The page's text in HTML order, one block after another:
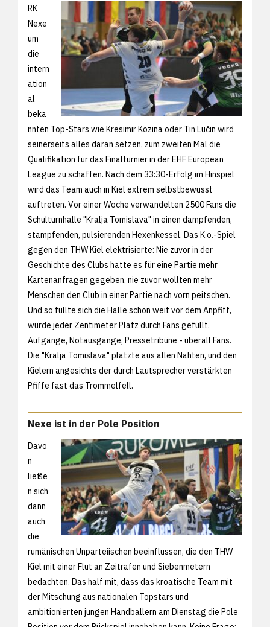
RK
Nexe
um
die
intern
ation
al
beka
nnten Top-Stars wie Kresimir Kozina oder Tin Lučin wird
seinerseits alles daran setzen, zum zweiten Mal die
Qualifikation für das Finalturnier in der EHF European
League zu schaffen. Nach dem 33:30-Erfolg im Hinspiel
wird das Team auch in Kiel extrem selbstbewusst
auftreten. Vor einer Woche verwandelten 2500 Fans die
Schulturnhalle "Kralja Tomislava" in einen dampfenden,
stampfenden, pulsierenden Hexenkessel. Das K.o.-Spiel
gegen den THW Kiel elektrisierte: Nie zuvor in der
Geschichte des Clubs hatte es für eine Partie mehr
Kartenanfragen gegeben, nie zuvor wollten mehr
Menschen den Club in einer Partie nach vorn peitschen.
Und so füllte sich die Halle schon weit vor dem Anpfiff,
wurde jeder Zentimeter Platz durch Fans gefüllt.
Aufgänge, Notausgänge, Pressetribüne - überall Fans.
Die "Kralja Tomislava" platzte aus allen Nähten, und den
Kielern angesichts der durch Lautsprecher verstärkten
Pfiffe fast das Trommelfell.
Nexe ist in der Pole Position
Davo
n
ließe
n sich
dann
auch
die
rumänischen Unparteiischen beeinflussen, die den THW
Kiel mit einer Flut an Zeitrafen und Siebenmetern
bedachten. Das half mit, dass das kroatische Team mit
der Mitschung aus nationalen Topstars und
ambitionierten jungen Handballern am Dienstag die Pole